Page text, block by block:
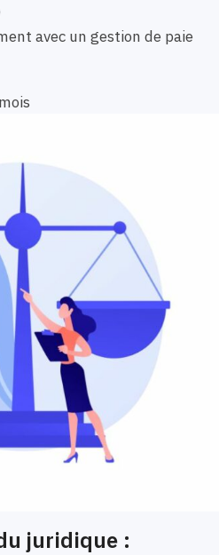
avec un gestion de paie
juridique :